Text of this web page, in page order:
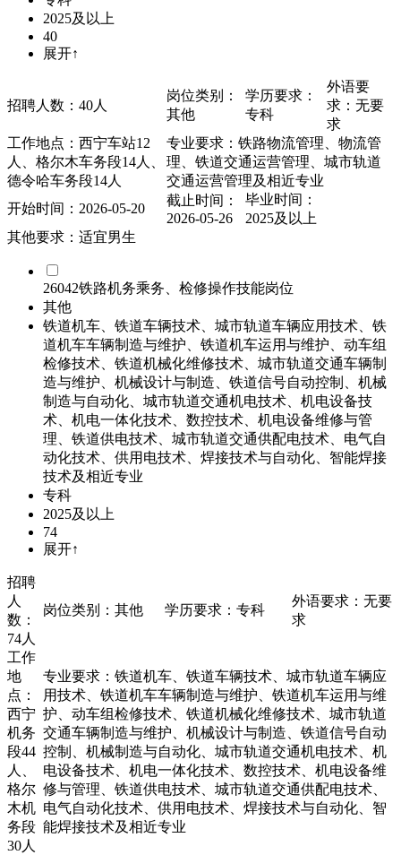
2025及以上
40
展开↑
招聘人数：40人
岗位类别：
其他
学历要求：
专科
外语要
求：无要
求
工作地点：西宁车站12
人、格尔木车务段14人、
德令哈车务段14人
专业要求：铁路物流管理、物流管
理、铁道交通运营管理、城市轨道
交通运营管理及相近专业
开始时间：2026-05-20
截止时间：
2026-05-26
毕业时间：
2025及以上
其他要求：适宜男生
26042铁路机务乘务、检修操作技能岗位
其他
铁道机车、铁道车辆技术、城市轨道车辆应用技术、铁
道机车车辆制造与维护、铁道机车运用与维护、动车组
检修技术、铁道机械化维修技术、城市轨道交通车辆制
造与维护、机械设计与制造、铁道信号自动控制、机械
制造与自动化、城市轨道交通机电技术、机电设备技
术、机电一体化技术、数控技术、机电设备维修与管
理、铁道供电技术、城市轨道交通供配电技术、电气自
动化技术、供用电技术、焊接技术与自动化、智能焊接
技术及相近专业
专科
2025及以上
74
展开↑
招聘
人
数：
74人
岗位类别：其他 学历要求：专科
外语要求：无要
求
工作
地
点：
西宁
机务
段44
人、
格尔
木机
务段
30人
专业要求：铁道机车、铁道车辆技术、城市轨道车辆应
用技术、铁道机车车辆制造与维护、铁道机车运用与维
护、动车组检修技术、铁道机械化维修技术、城市轨道
交通车辆制造与维护、机械设计与制造、铁道信号自动
控制、机械制造与自动化、城市轨道交通机电技术、机
电设备技术、机电一体化技术、数控技术、机电设备维
修与管理、铁道供电技术、城市轨道交通供配电技术、
电气自动化技术、供用电技术、焊接技术与自动化、智
能焊接技术及相近专业